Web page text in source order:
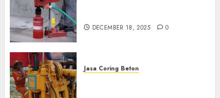
DECEMBER 18, 2025 0
Jasa Coring Beton